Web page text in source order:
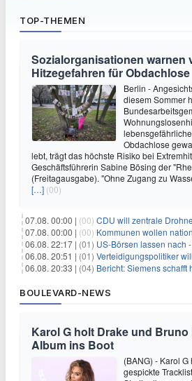
TOP-THEMEN
Sozialorganisationen warnen
Hitzegefahren für Obdachlose
Berlin -
diesem Sommer
Obdachlose
lebt, trägt das höchste Risiko bei
Geschäftsführerin Sabine Bösing der
(Freitagausgabe). "Ohne Zugang zu
[…] (00)
07.08. 00:00 | (00) CDU will zentrale
07.08. 00:00 | (00) Kommunen wollen nationalen
06.08. 22:17 | (01) US-Börsen lassen nach
06.08. 20:51 | (01) Verteidigungspolitiker will Nato-
06.08. 20:33 | (04) Bericht: Siemens schafft
BOULEVARD-NEWS
Karol G holt Drake und
Album ins Boot
(BANG) - Karol
gespickte